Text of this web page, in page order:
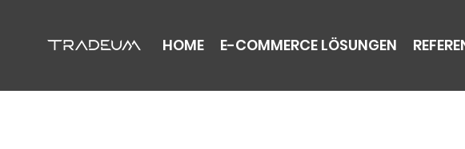
HOME E-COMMERCE LÖSUNGEN